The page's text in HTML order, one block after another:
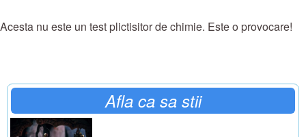
Acesta nu este un test plictisitor de chimie. Este o provocare!
Afla ca sa stii